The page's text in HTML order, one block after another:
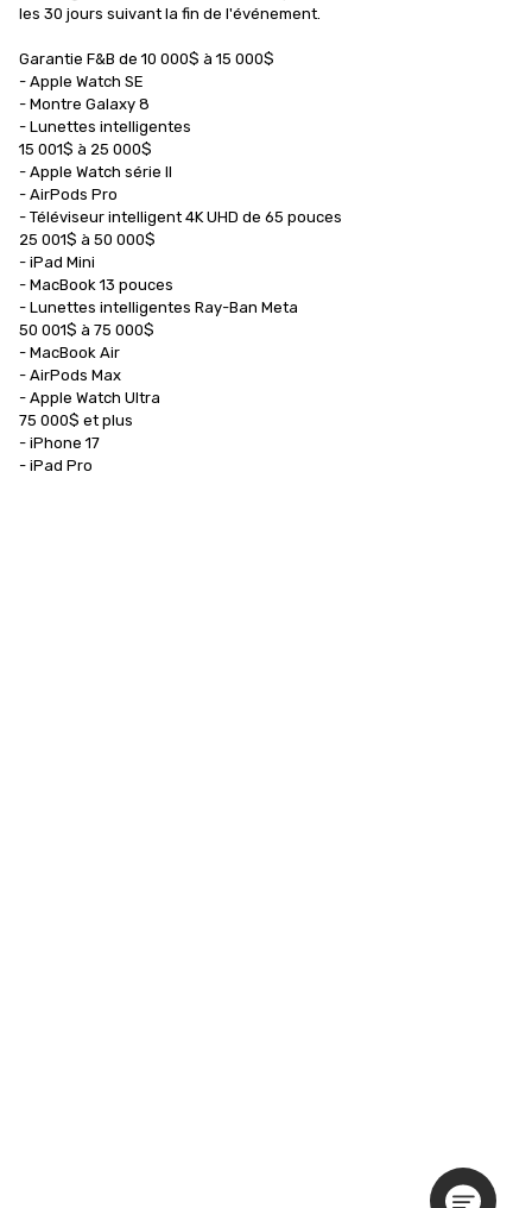
les 30 jours suivant la fin de l'événement.
Garantie F&B de 10 000$ à 15 000$
- Apple Watch SE
- Montre Galaxy 8
- Lunettes intelligentes
15 001$ à 25 000$
- Apple Watch série II
- AirPods Pro
- Téléviseur intelligent 4K UHD de 65 pouces
25 001$ à 50 000$
- iPad Mini
- MacBook 13 pouces
- Lunettes intelligentes Ray-Ban Meta
50 001$ à 75 000$
- MacBook Air
- AirPods Max
- Apple Watch Ultra
75 000$ et plus
- iPhone 17
- iPad Pro